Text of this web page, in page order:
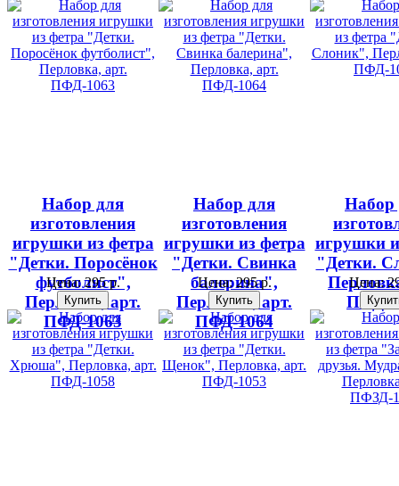
Набор для
изготовления
игрушки из фетра
"Детки. Поросёнок
футболист",
Перловка, арт.
ПФД-1063
Цена:295 р.
Набор для
изготовления
игрушки из фетра
"Детки. Свинка
балерина",
Перловка, арт.
ПФД-1064
Цена:295 р.
Набор
игрушки
"Детки.
ПФД-
Цена: